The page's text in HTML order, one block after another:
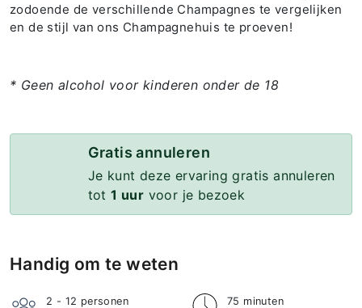
zodoende de verschillende Champagnes te vergelijken
en de stijl van ons Champagnehuis te proeven!
* Geen alcohol voor kinderen onder de 18
Gratis annuleren
Je kunt deze ervaring gratis annuleren
tot1 uur voor je bezoek
Handig om te weten
2 - 12 personen 75 minuten